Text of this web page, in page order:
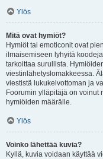
Ylös
Mitä ovat hymiöt?
Hymiöt tai emoticonit ovat
ilmaisemiseen lyhyitä
tarkoittaa surullista.
viestinlähetyslomakkeessa.
viestistä lukukelvottoman ja
Foorumin ylläpitäjä on voinut
hymiöiden määrälle.
Ylös
Voinko lähettää kuvia?
Kyllä, kuvia voidaan käyttää